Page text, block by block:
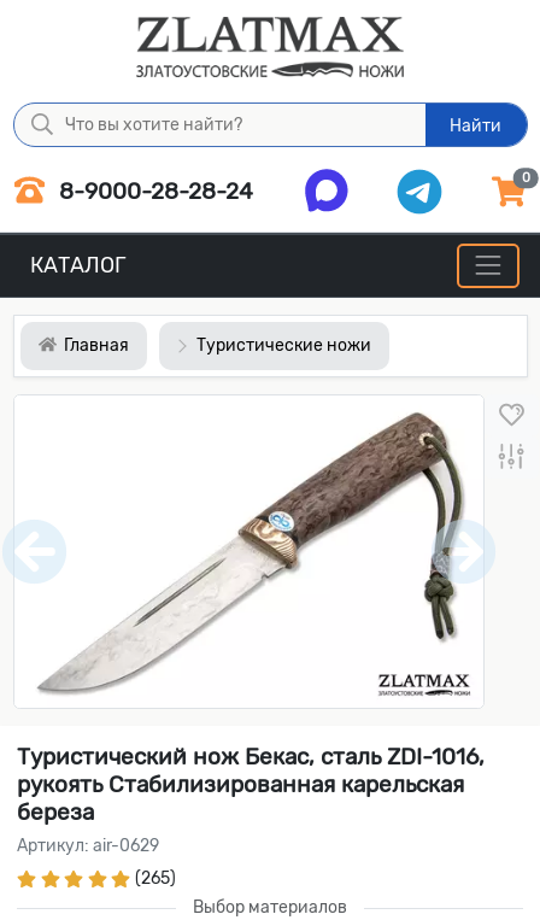
Найти
8-9000-28-28-24 0
КАТАЛОГ
Главная Туристические ножи
Туристический нож Бекас, сталь ZDI-1016,
рукоять Стабилизированная карельская
береза
Артикул: air-0629
(265)
Выбор материалов